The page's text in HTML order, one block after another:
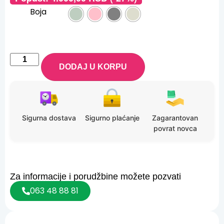
Boja
DODAJ U KORPU
Sigurna dostava Sigurno plaćanje
Zagarantovan
povrat novca
Za informacije i porudžbine možete pozvati
063 48 88 81